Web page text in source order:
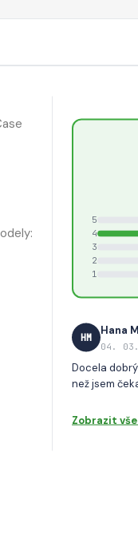
5
4
3
2
1
HM
Hana
04.
Docela
než jsem
Zobrazit